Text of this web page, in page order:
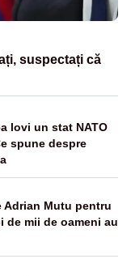
suspectați că
lovi un stat NATO
spune despre
Adrian Mutu pentru
de mii de oameni au